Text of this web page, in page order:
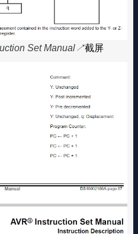
Set Manual 截屏